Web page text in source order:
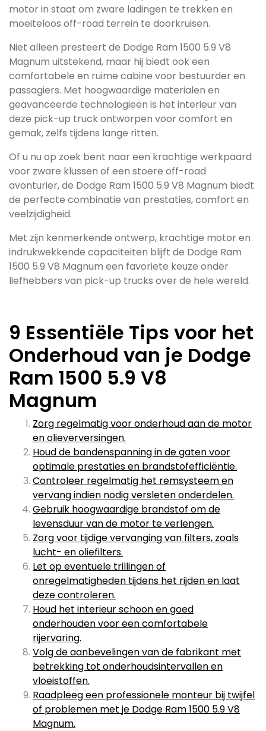
motor in staat om zware ladingen te trekken en
moeiteloos off-road terrein te doorkruisen.
Niet alleen presteert de Dodge Ram 1500 5.9 V8
Magnum uitstekend, maar hij biedt ook een
comfortabele en ruime cabine voor bestuurder en
passagiers. Met hoogwaardige materialen en
geavanceerde technologieën is het interieur van
deze pick-up truck ontworpen voor comfort en
gemak, zelfs tijdens lange ritten.
Of u nu op zoek bent naar een krachtige werkpaard
voor zware klussen of een stoere off-road
avonturier, de Dodge Ram 1500 5.9 V8 Magnum biedt
de perfecte combinatie van prestaties, comfort en
veelzijdigheid.
Met zijn kenmerkende ontwerp, krachtige motor en
indrukwekkende capaciteiten blijft de Dodge Ram
1500 5.9 V8 Magnum een favoriete keuze onder
liefhebbers van pick-up trucks over de hele wereld.
9 Essentiële Tips voor het
Onderhoud van je Dodge
Ram 1500 5.9 V8
Magnum
Zorg regelmatig voor onderhoud aan de motor
en olieverversingen.
Houd de bandenspanning in de gaten voor
optimale prestaties en brandstofefficiëntie.
Controleer regelmatig het remsysteem en
vervang indien nodig versleten onderdelen.
Gebruik hoogwaardige brandstof om de
levensduur van de motor te verlengen.
Zorg voor tijdige vervanging van filters, zoals
lucht- en oliefilters.
Let op eventuele trillingen of
onregelmatigheden tijdens het rijden en laat
deze controleren.
Houd het interieur schoon en goed
onderhouden voor een comfortabele
rijervaring.
Volg de aanbevelingen van de fabrikant met
betrekking tot onderhoudsintervallen en
vloeistoffen.
Raadpleeg een professionele monteur bij twijfel
of problemen met je Dodge Ram 1500 5.9 V8
Magnum.